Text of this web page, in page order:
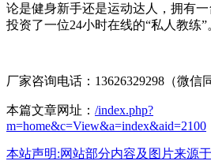
论是健身新手还是运动达人，拥有
投资了一位24小时在线的“私人教练”
厂家咨询电话：13626329298（微信
本篇文章网址： /index.php?
m=home&c=View&a=index&aid=2100
本站声明:网站部分内容及图片来源